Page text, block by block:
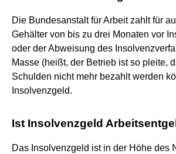
Die Bundesanstalt für Arbeit zahlt für
Gehälter von bis zu drei Monaten vor
oder der Abweisung des
Masse (heißt, der Betrieb ist so pleite,
Schulden nicht mehr bezahlt werden
Insolvenzgeld.
Ist Insolvenzgeld
Das Insolvenzgeld ist in der Höhe des